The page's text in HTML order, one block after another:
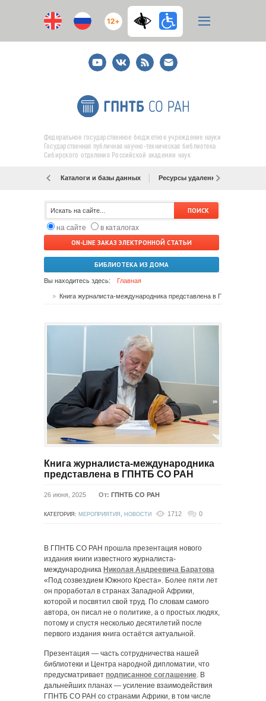
12+
YoutubeВКонтакте
RSS
E-
mail
подписка
Федеральное государственное бюджетное учреждение науки
Государственная публичная научно-техническая библиотека
Сибирского отделения Российской академии наук
Каталоги и базы данных Ресурсы удаленного доступа
на сайте
в каталогах
ON-LINE ЗАКАЗ ЭЛЕКТРОННОЙ СТАТЬИ
БИБЛИОТЕКА ИЗ ДОМА
Вы находитесь здесь: Главная
Книга журналиста-международника
представлена в ГПНТБ СО РАН
26 июня, 2025 От: ГПНТБ СО РАН
КАТЕГОРИЯ: МЕРОПРИЯТИЯ , НОВОСТИ 1712 0
В ГПНТБ СО РАН прошла презентация нового
издания книги известного журналиста-
международника Николая Андреевича Баратова
«Под созвездием Южного Креста». Более пяти лет
он проработал в странах Западной Африки,
которой и посвятил свой труд. По словам самого
автора, он писал не о политике, а о простых людях,
потому и спустя несколько десятилетий после
первого издания книга остаётся актуальной.
Презентация — часть сотрудничества нашей
библиотеки и Центра народной дипломатии, что
предусматривает подписанное соглашение. В
дальнейших планах — усиление взаимодействия
ГПНТБ СО РАН со странами Африки, в том числе